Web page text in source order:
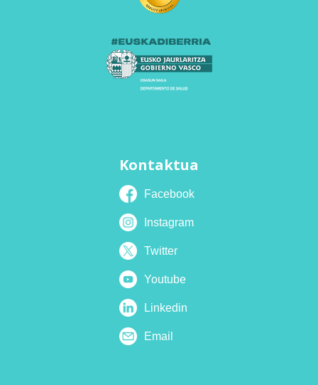
Kontaktua
Facebook
Instagram
Twitter
Youtube
Linkedin
Email